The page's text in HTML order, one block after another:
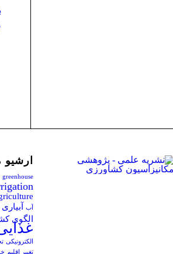
greenhouse
آب آبیاری
الگوی
الکترونیکی
تغییر اقلیم